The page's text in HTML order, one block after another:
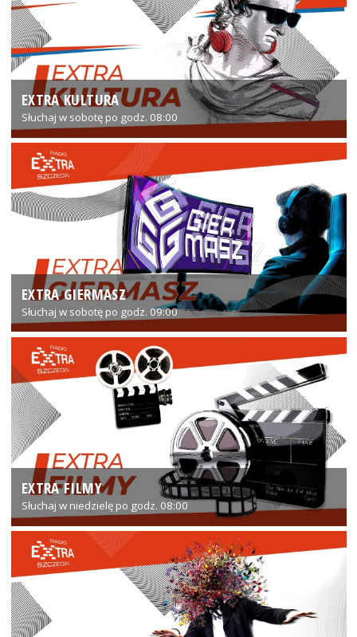
EXTRA KULTURA
Słuchaj w sobotę po godz. 08:00
EXTRA GIERMASZ
Słuchaj w sobotę po godz. 09:00
EXTRA FILMY
Słuchaj w niedzielę po godz. 08:00